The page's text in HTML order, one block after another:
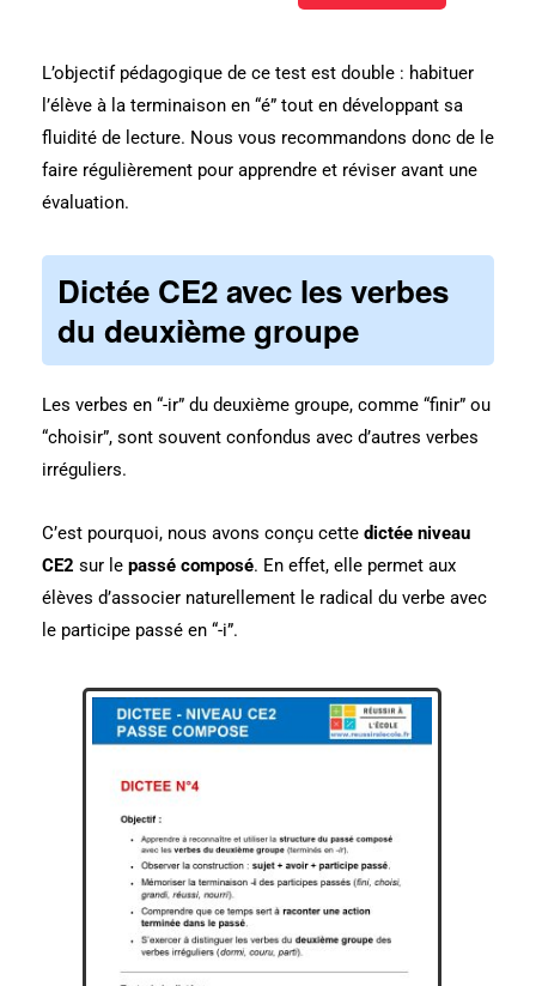
L’objectif pédagogique de ce test est double : habituer
l’élève à la terminaison en “é” tout en développant sa
fluidité de lecture. Nous vous recommandons donc de le
faire régulièrement pour apprendre et réviser avant une
évaluation.
Dictée CE2 avec les verbes
du deuxième groupe
Les verbes en “-ir” du deuxième groupe, comme “finir” ou
“choisir”, sont souvent confondus avec d’autres verbes
irréguliers.
C’est pourquoi, nous avons conçu cette dictée niveau
CE2 sur le passé composé. En effet, elle permet aux
élèves d’associer naturellement le radical du verbe avec
le participe passé en “-i”.